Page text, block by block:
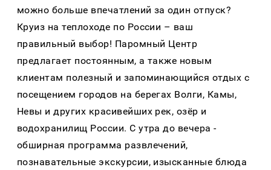
можно больше впечатлений за один отпуск?
Круиз на теплоходе по России – ваш
правильный выбор! Паромный Центр
предлагает постоянным, а также новым
клиентам полезный и запоминающийся отдых с
посещением городов на берегах Волги, Камы,
Невы и других красивейших рек, озёр и
водохранилищ России. С утра до вечера -
обширная программа развлечений,
познавательные экскурсии, изысканные блюда